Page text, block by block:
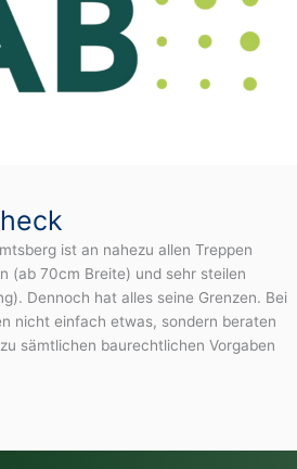
ist an nahezu allen Treppen
(ab 70cm Breite) und sehr steilen
Dennoch hat alles seine Grenzen. Bei
nicht einfach etwas, sondern beraten
sämtlichen baurechtlichen Vorgaben